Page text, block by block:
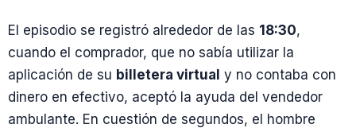
El episodio se registró alrededor de las 18:30,
cuando el comprador, que no sabía utilizar la
aplicación de su billetera virtual y no contaba con
dinero en efectivo, aceptó la ayuda del vendedor
ambulante. En cuestión de segundos, el hombre